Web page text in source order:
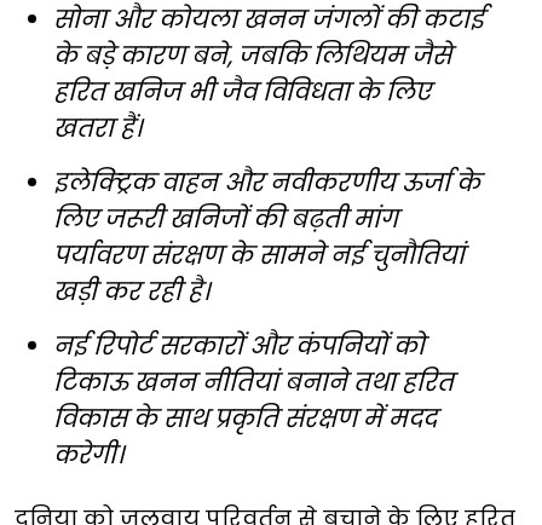
सोना और कोयला खनन जंगलों की कटाई
के बड़े कारण बने, जबकि लिथियम जैसे
हरित खनिज भी जैव विविधता के लिए
खतरा हैं।
इलेक्ट्रिक वाहन और नवीकरणीय ऊर्जा के
लिए जरूरी खनिजों की बढ़ती मांग
पर्यावरण संरक्षण के सामने नई चुनौतियां
खड़ी कर रही है।
नई रिपोर्ट सरकारों और कंपनियों को
टिकाऊ खनन नीतियां बनाने तथा हरित
विकास के साथ प्रकृति संरक्षण में मदद
करेगी।
दुनिया को जलवायु परिवर्तन से बचाने के लिए हरित